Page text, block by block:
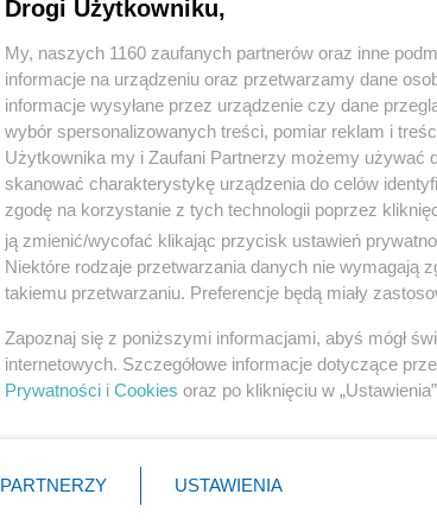
Polityka
PiS
Rząd
NATO
KO
Biznes
Podatki
Drogi Użytkowniku,
My, naszych 1160 zaufanych partnerów oraz inne
informacje na urządzeniu oraz przetwarzamy dane
informacje wysyłane przez urządzenie czy dane
wybór spersonalizowanych treści, pomiar reklam i
Użytkownika my i Zaufani Partnerzy możemy używać
skanować charakterystykę urządzenia do celów
zgodę na korzystanie z tych technologii poprzez
ją zmienić/wycofać klikając przycisk ustawień
Niektóre rodzaje przetwarzania danych nie wymagają
takiemu przetwarzaniu. Preferencje będą miały
Zapoznaj się z poniższymi informacjami, abyś mógł
internetowych. Szczegółowe informacje dotyczące
Prywatności i Cookies oraz po kliknięciu w
PARTNERZY USTAWIENIA